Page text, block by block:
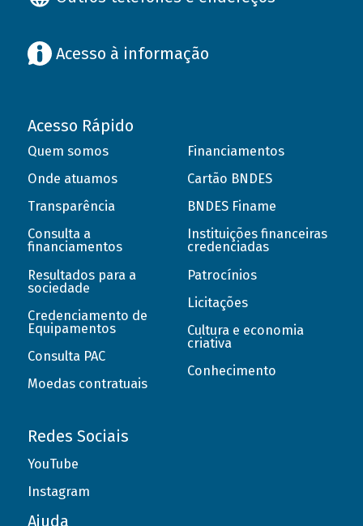
Acesso à informação
Acesso Rápido
Quem somos
Onde atuamos
Transparência
Consulta a
financiamentos
Resultados para a
sociedade
Credenciamento de
Equipamentos
Consulta PAC
Moedas contratuais
Financiamentos
Cartão BNDES
BNDES Finame
Instituições financeiras
credenciadas
Patrocínios
Licitações
Cultura e economia
criativa
Conhecimento
Redes Sociais
YouTube
Instagram
Ajuda